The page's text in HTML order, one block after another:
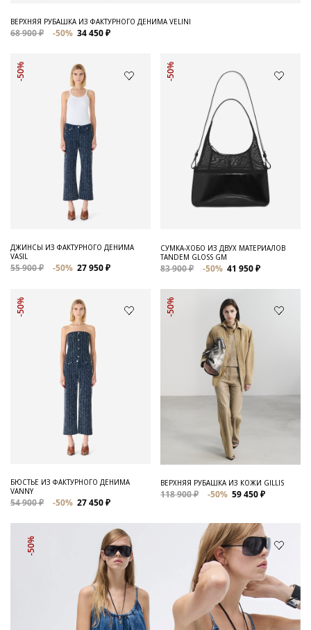
ВЕРХНЯЯ РУБАШКА ИЗ ФАКТУРНОГО ДЕНИМА VELINI
68 900 ₽ -50% 34 450 ₽
-50%
ДЖИНСЫ ИЗ ФАКТУРНОГО ДЕНИМА
VASIL
55 900 ₽ -50% 27 950 ₽
-50%
СУМКА-ХОБО ИЗ ДВУХ МАТЕРИАЛОВ
TANDEM GLOSS GM
83 900 ₽ -50% 41 950 ₽
-50%
БЮСТЬЕ ИЗ ФАКТУРНОГО ДЕНИМА
VANNY
54 900 ₽ -50% 27 450 ₽
-50%
ВЕРХНЯЯ РУБАШКА ИЗ КОЖИ GILLIS
118 900 ₽ -50% 59 450 ₽
-50%